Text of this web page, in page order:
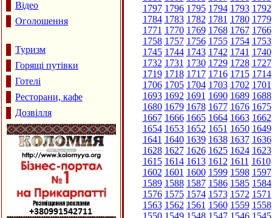
Відео
Оголошення
Туризм
Горящі путівки
Готелі
Ресторани, кафе
Дозвілля
1797 1796 1795 1794 1793 1792
1784 1783 1782 1781 1780 1779
1771 1770 1769 1768 1767 1766
1758 1757 1756 1755 1754 1753
1745 1744 1743 1742 1741 1740
1732 1731 1730 1729 1728 1727
1719 1718 1717 1716 1715 1714
1706 1705 1704 1703 1702 1701
1693 1692 1691 1690 1689 1688
1680 1679 1678 1677 1676 1675
1667 1666 1665 1664 1663 1662
1654 1653 1652 1651 1650 1649
1641 1640 1639 1638 1637 1636
1628 1627 1626 1625 1624 1623
1615 1614 1613 1612 1611 1610
1602 1601 1600 1599 1598 1597
1589 1588 1587 1586 1585 1584
1576 1575 1574 1573 1572 1571
1563 1562 1561 1560 1559 1558
1550 1549 1548 1547 1546 1545